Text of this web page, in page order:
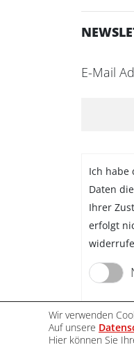
E-Mail
Ich habe
Daten
Ihrer
erfolgt
Wir verwenden
Auf unsere
Hier können Sie